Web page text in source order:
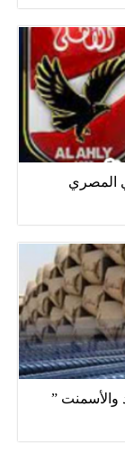
المصري
والأسمنت ”